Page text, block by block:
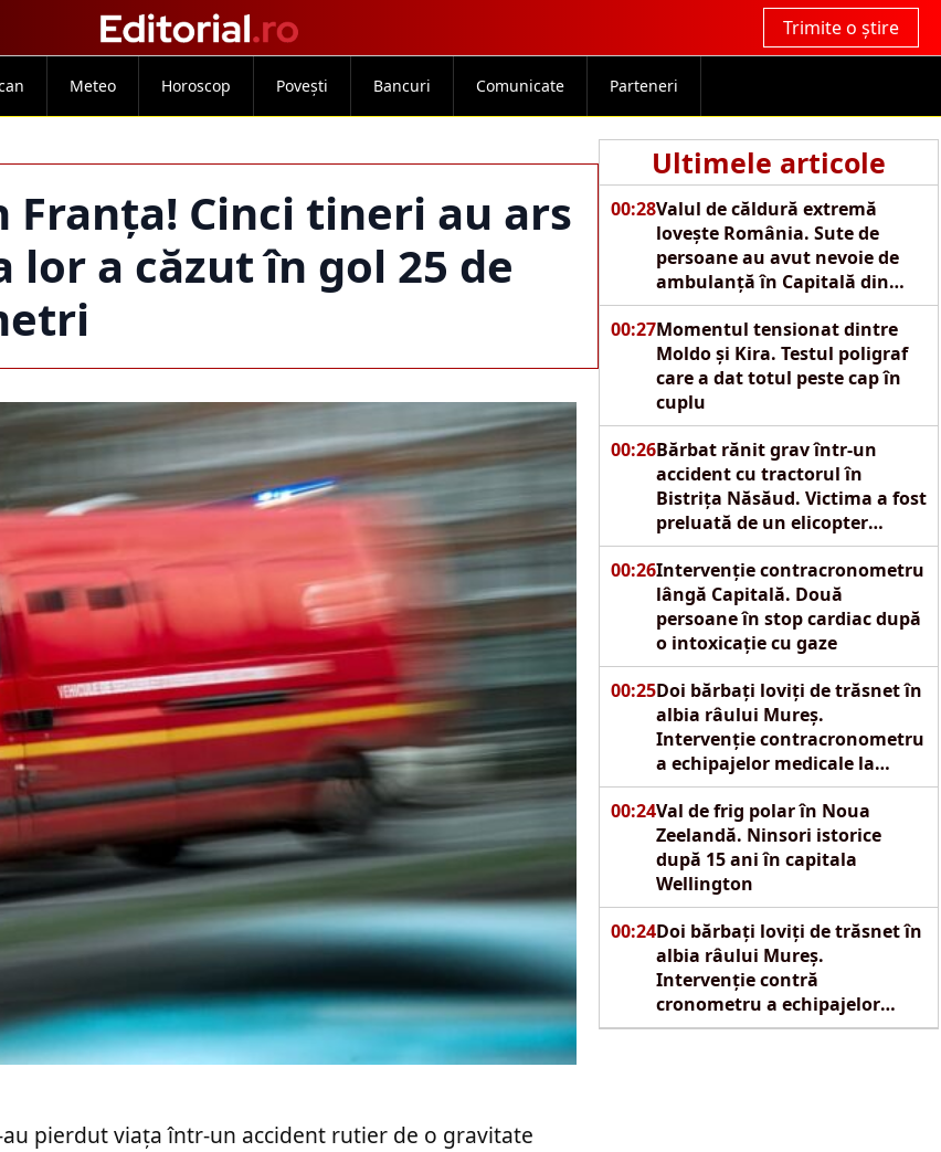
Trimite o știre
Meteo Horoscop Povești Bancuri Comunicate Parteneri
Cinci tineri au ars
lor a căzut în gol 25 de
Ultimele articole
00:28Valul de căldură extremă
lovește România. Sute de
persoane au avut nevoie de
ambulanță în Capitală din
cauza caniculei
00:27Momentul tensionat dintre
Moldo și Kira. Testul poligraf
care a dat totul peste cap în
cuplu
00:26Bărbat rănit grav într-un
accident cu tractorul în
Bistrița Năsăud. Victima a fost
preluată de un elicopter
SMURD
00:26Intervenție contracronometru
lângă Capitală. Două
persoane în stop cardiac după
o intoxicație cu gaze
00:25Doi bărbați loviți de trăsnet în
albia râului Mureș.
Intervenție contracronometru
a echipajelor medicale la
Reghin
00:24Val de frig polar în Noua
Zeelandă. Ninsori istorice
după 15 ani în capitala
Wellington
00:24Doi bărbați loviți de trăsnet în
albia râului Mureș.
Intervenție contră
cronometru a echipajelor
SMURD la Reghin
pierdut viața într-un accident rutier de o gravitate